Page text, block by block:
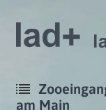
am Main